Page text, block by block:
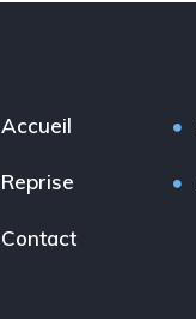
Accueil
Reprise
Contact